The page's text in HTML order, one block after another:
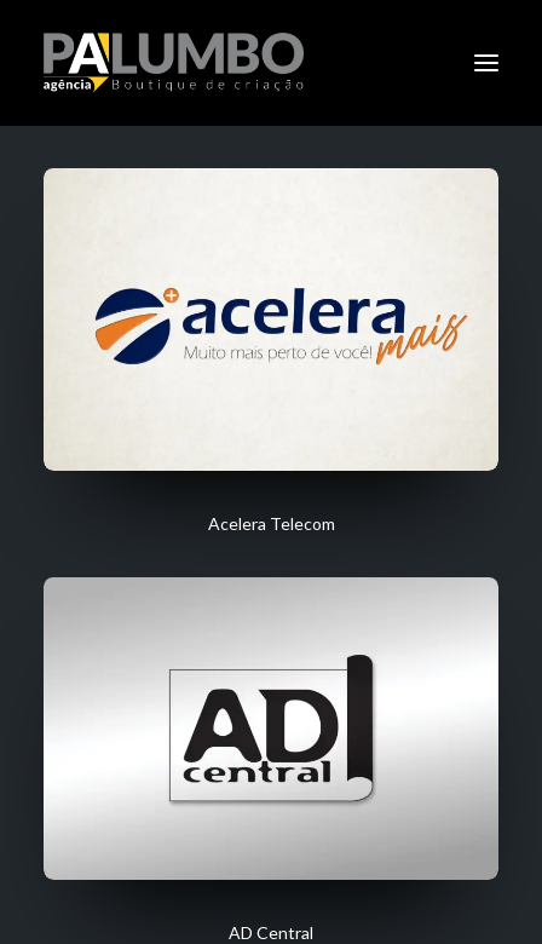
CLÁSSICOS
NOTÍCIAS
Acelera Telecom
AD Central